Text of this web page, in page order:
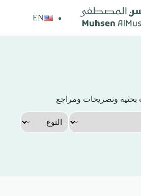
EN
وتصريحات ومراجع